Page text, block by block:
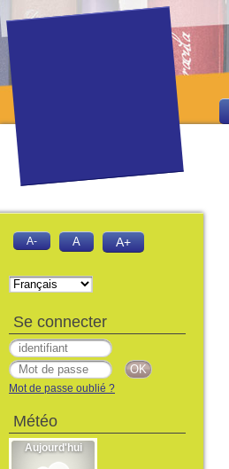
A- A A+
Se connecter
Mot de passe oublié ?
Météo